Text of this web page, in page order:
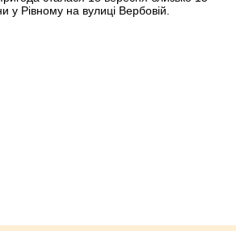
у Рівному на вулиці Вербовій.